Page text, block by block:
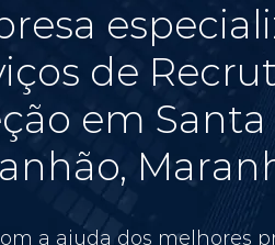
de
em
a ajuda dos melhores